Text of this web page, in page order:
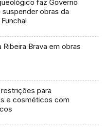
faz Governo
suspender obras da
Ribeira Brava em obras
para
e cosméticos com